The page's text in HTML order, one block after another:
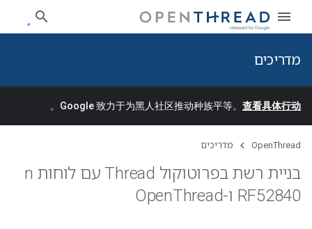
מדריכים
Google 致力于为黑人社区推动种族平等。 查看具体行动
。
OpenThread מדריכים
בניית רשת בפרוטוקול Thread עם לוחות n
RF52840 ו-Open
Thread